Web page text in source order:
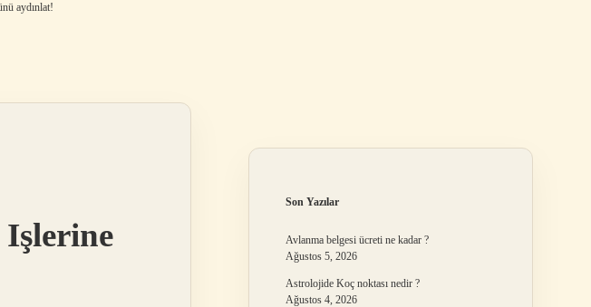
aydınlat!
Işlerine
Son Yazılar
Avlanma belgesi ücreti ne kadar ?
Ağustos 5, 2026
Astrolojide Koç noktası nedir ?
Ağustos 4, 2026